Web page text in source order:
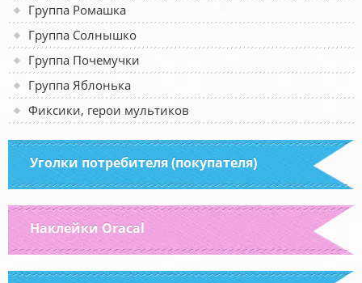
Группа Ромашка
Группа Солнышко
Группа Почемучки
Группа Яблонька
Фиксики, герои мультиков
Уголки потребителя (покупателя)
Наклейки Oracal